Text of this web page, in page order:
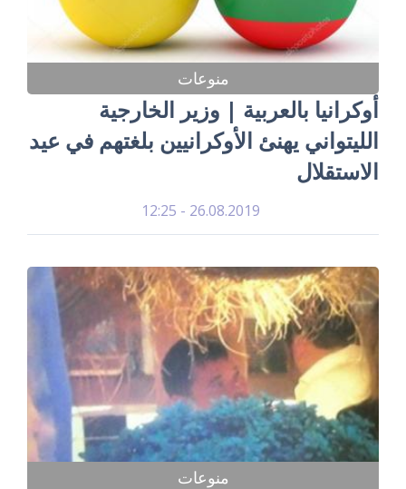
منوعات
أوكرانيا بالعربية | وزير الخارجية
الليتواني يهنئ الأوكرانيين بلغتهم في عيد
الاستقلال
26.08.2019 - 12:25
منوعات